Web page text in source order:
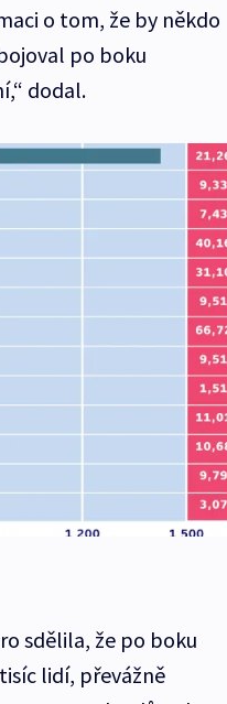
o tom, že by někdo
po boku
dodal.
sdělila, že po boku
lidí, převážně